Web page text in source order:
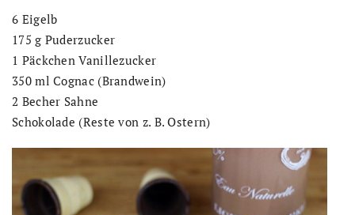
6 Eigelb
175 g Puderzucker
1 Päckchen Vanillezucker
350 ml Cognac (Brandwein)
2 Becher Sahne
Schokolade (Reste von z. B. Ostern)